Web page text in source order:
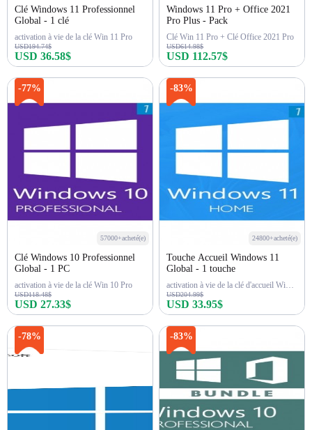
Clé Windows 11 Professionnel
Global - 1 clé
activation à vie de la clé Win 11 Pro
USD194.74$
USD 36.58$
Acheter maintenant
Windows 11 Pro + Office 2021
Pro Plus - Pack
Clé Win 11 Pro + Clé Office 2021 Pro
USD614.98$
USD 112.57$
Acheter maintenant
-77%
57000+acheté(e)
Clé Windows 10 Professionnel
Global - 1 PC
activation à vie de la clé Win 10 Pro
USD118.48$
USD 27.33$
Acheter maintenant
-83%
24800+acheté(e)
Touche Accueil Windows 11
Global - 1 touche
activation à vie de la clé d'accueil Win 11
USD204.99$
USD 33.95$
Acheter maintenant
-78% -83%